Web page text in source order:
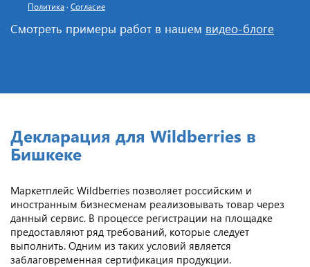
Политика · Согласие
Смотреть примеры работ в нашем видео-блоге
Декларация для Wildberries в
Бишкеке
Маркетплейс Wildberries позволяет российским и
иностранным бизнесменам реализовывать товар через
данный сервис. В процессе регистрации на площадке
предоставляют ряд требований, которые следует
выполнить. Одним из таких условий является
заблаговременная сертификация продукции.